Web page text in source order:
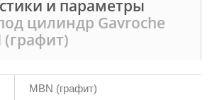
и параметры
цилиндр Gavroche
(графит)
MBN (графит)